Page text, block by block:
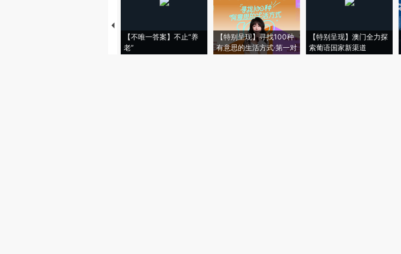
【不唯一答案】不止“养
老”
【特别呈现】寻找100种
有意思的生活方式·第一对
【特别呈现】澳门全力探
索葡语国家新渠道